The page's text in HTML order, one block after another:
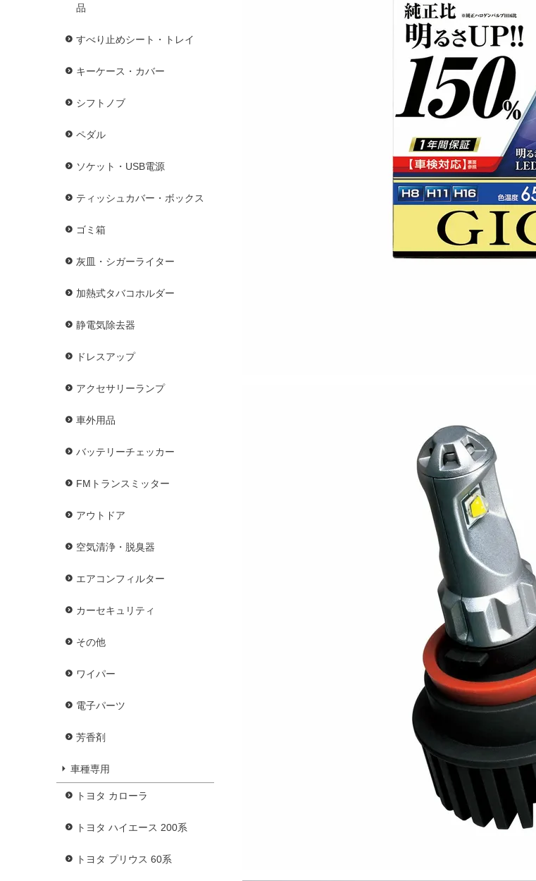
品
すべり止めシート・トレイ
キーケース・カバー
シフトノブ
ペダル
ソケット・USB電源
ティッシュカバー・ボックス
ゴミ箱
灰皿・シガーライター
加熱式タバコホルダー
静電気除去器
ドレスアップ
アクセサリーランプ
車外用品
バッテリーチェッカー
FMトランスミッター
アウトドア
空気清浄・脱臭器
エアコンフィルター
カーセキュリティ
その他
ワイパー
電子パーツ
芳香剤
車種専用
トヨタ カローラ
トヨタ ハイエース 200系
トヨタ プリウス 60系